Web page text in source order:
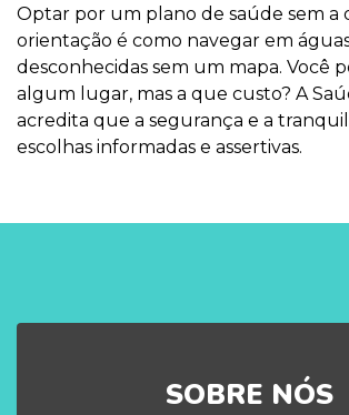
Optar por um plano de saúde sem a
orientação é como navegar em
desconhecidas sem um mapa. Você
algum lugar, mas a que custo? A
acredita que a segurança e a
escolhas informadas e assertivas.
SOBRE NÓS